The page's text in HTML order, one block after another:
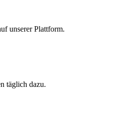
unserer Plattform.
täglich dazu.